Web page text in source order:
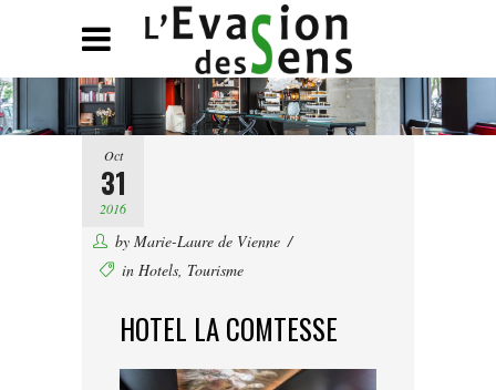
Oct
31
2016
by Marie-Laure de Vienne
in Hotels, Tourisme
HOTEL LA COMTESSE